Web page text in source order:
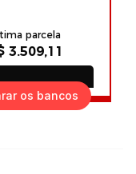
os bancos